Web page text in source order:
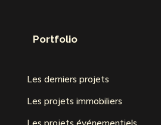
Portfolio
Les derniers projets
Les projets immobiliers